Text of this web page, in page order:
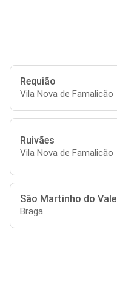
Requião
Vila Nova de Famalicão
Ruivães
Vila Nova de Famalicão
São Martinho do Vale
Braga